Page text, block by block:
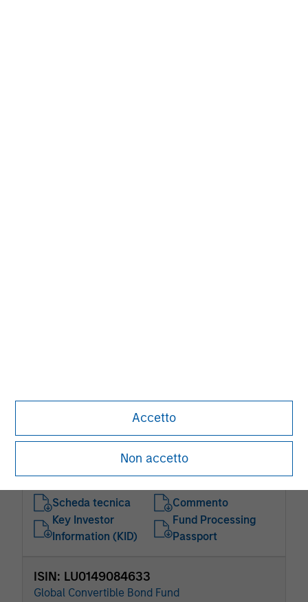
Accetto
Non accetto
ISIN: LU0073255761
Investment Team:High Yield Team
Scheda tecnica
Commento
Key Investor
Information (KID)
Fund Processing
Passport
ISIN: LU0149084633
Global Convertible Bond Fund